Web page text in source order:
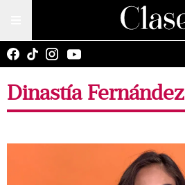
Dinastía Fernández